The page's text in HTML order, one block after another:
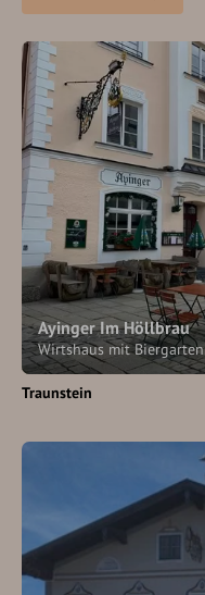
Ayinger Im Höllbrau
Wirtshaus mit Biergarten
Traunstein